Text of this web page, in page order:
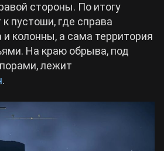
стороны. По итогу
пустоши, где справа
и колонны, а сама территория
На краю обрыва, под
лежит
.